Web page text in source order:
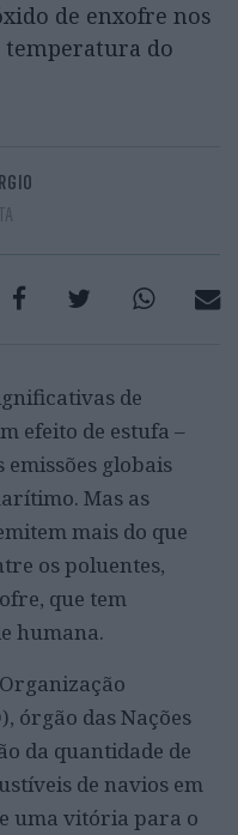
de enxofre nos
do
de
efeito de estufa –
emissões globais
Mas as
mais do que
os poluentes,
que tem
humana.
órgão das Nações
da quantidade de
de navios em
uma vitória para o